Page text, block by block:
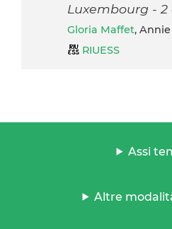
Luxembourg - 2
Gloria Maffet,
RIUESS
Assi
Altre